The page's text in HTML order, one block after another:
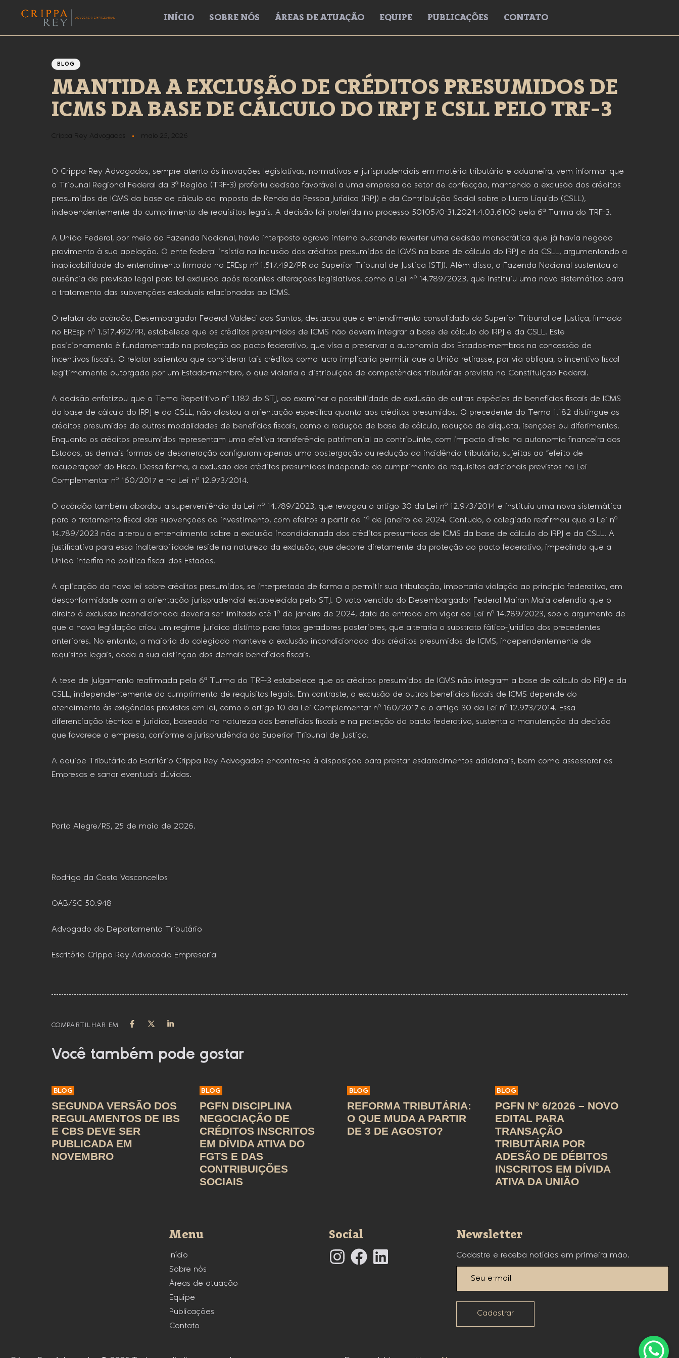
INÍCIO SOBRE NÓS ÁREAS DE ATUAÇÃO EQUIPE PUBLICAÇÕES CONTATO
BLOG
MANTIDA A EXCLUSÃO DE CRÉDITOS PRESUMIDOS DE
ICMS DA BASE DE CÁLCULO DO IRPJ E CSLL PELO TRF-3
Crippa Rey Advogados maio 25, 2026
O Crippa Rey Advogados, sempre atento às inovações legislativas, normativas e jurisprudenciais em matéria tributária e aduaneira, vem informar que
o Tribunal Regional Federal da 3ª Região (TRF-3) proferiu decisão favorável a uma empresa do setor de confecção, mantendo a exclusão dos créditos
presumidos de ICMS da base de cálculo do Imposto de Renda da Pessoa Jurídica (IRPJ) e da Contribuição Social sobre o Lucro Líquido (CSLL),
independentemente do cumprimento de requisitos legais. A decisão foi proferida no processo 5010570-31.2024.4.03.6100 pela 6ª Turma do TRF-3.
A União Federal, por meio da Fazenda Nacional, havia interposto agravo interno buscando reverter uma decisão monocrática que já havia negado
provimento à sua apelação. O ente federal insistia na inclusão dos créditos presumidos de ICMS na base de cálculo do IRPJ e da CSLL, argumentando a
inaplicabilidade do entendimento firmado no EREsp nº 1.517.492/PR do Superior Tribunal de Justiça (STJ). Além disso, a Fazenda Nacional sustentou a
ausência de previsão legal para tal exclusão após recentes alterações legislativas, como a Lei nº 14.789/2023, que instituiu uma nova sistemática para
o tratamento das subvenções estaduais relacionadas ao ICMS.
O relator do acórdão, Desembargador Federal Valdeci dos Santos, destacou que o entendimento consolidado do Superior Tribunal de Justiça, firmado
no EREsp nº 1.517.492/PR, estabelece que os créditos presumidos de ICMS não devem integrar a base de cálculo do IRPJ e da CSLL. Este
posicionamento é fundamentado na proteção ao pacto federativo, que visa a preservar a autonomia dos Estados-membros na concessão de
incentivos fiscais. O relator salientou que considerar tais créditos como lucro implicaria permitir que a União retirasse, por via oblíqua, o incentivo fiscal
legitimamente outorgado por um Estado-membro, o que violaria a distribuição de competências tributárias prevista na Constituição Federal.
A decisão enfatizou que o Tema Repetitivo nº 1.182 do STJ, ao examinar a possibilidade de exclusão de outras espécies de benefícios fiscais de ICMS
da base de cálculo do IRPJ e da CSLL, não afastou a orientação específica quanto aos créditos presumidos. O precedente do Tema 1.182 distingue os
créditos presumidos de outras modalidades de benefícios fiscais, como a redução de base de cálculo, redução de alíquota, isenções ou diferimentos.
Enquanto os créditos presumidos representam uma efetiva transferência patrimonial ao contribuinte, com impacto direto na autonomia financeira dos
Estados, as demais formas de desoneração configuram apenas uma postergação ou redução da incidência tributária, sujeitas ao “efeito de
recuperação” do Fisco. Dessa forma, a exclusão dos créditos presumidos independe do cumprimento de requisitos adicionais previstos na Lei
Complementar nº 160/2017 e na Lei nº 12.973/2014.
O acórdão também abordou a superveniência da Lei nº 14.789/2023, que revogou o artigo 30 da Lei nº 12.973/2014 e instituiu uma nova sistemática
para o tratamento fiscal das subvenções de investimento, com efeitos a partir de 1º de janeiro de 2024. Contudo, o colegiado reafirmou que a Lei nº
14.789/2023 não alterou o entendimento sobre a exclusão incondicionada dos créditos presumidos de ICMS da base de cálculo do IRPJ e da CSLL. A
justificativa para essa inalterabilidade reside na natureza da exclusão, que decorre diretamente da proteção ao pacto federativo, impedindo que a
União interfira na política fiscal dos Estados.
A aplicação da nova lei sobre créditos presumidos, se interpretada de forma a permitir sua tributação, importaria violação ao princípio federativo, em
desconformidade com a orientação jurisprudencial estabelecida pelo STJ. O voto vencido do Desembargador Federal Mairan Maia defendia que o
direito à exclusão incondicionada deveria ser limitado até 1º de janeiro de 2024, data de entrada em vigor da Lei nº 14.789/2023, sob o argumento de
que a nova legislação criou um regime jurídico distinto para fatos geradores posteriores, que alteraria o substrato fático-jurídico dos precedentes
anteriores. No entanto, a maioria do colegiado manteve a exclusão incondicionada dos créditos presumidos de ICMS, independentemente de
requisitos legais, dada a sua distinção dos demais benefícios fiscais.
A tese de julgamento reafirmada pela 6ª Turma do TRF-3 estabelece que os créditos presumidos de ICMS não integram a base de cálculo do IRPJ e da
CSLL, independentemente do cumprimento de requisitos legais. Em contraste, a exclusão de outros benefícios fiscais de ICMS depende do
atendimento às exigências previstas em lei, como o artigo 10 da Lei Complementar nº 160/2017 e o artigo 30 da Lei nº 12.973/2014. Essa
diferenciação técnica e jurídica, baseada na natureza dos benefícios fiscais e na proteção do pacto federativo, sustenta a manutenção da decisão
que favorece a empresa, conforme a jurisprudência do Superior Tribunal de Justiça.
A equipe Tributária do Escritório Crippa Rey Advogados encontra-se à disposição para prestar esclarecimentos adicionais, bem como assessorar as
Empresas e sanar eventuais dúvidas.
Porto Alegre/RS, 25 de maio de 2026.
Rodrigo da Costa Vasconcellos
OAB/SC 50.948
Advogado do Departamento Tributário
Escritório Crippa Rey Advocacia Empresarial
COMPARTILHAR EM
Você também pode gostar
BLOG
SEGUNDA VERSÃO DOS
REGULAMENTOS DE IBS
E CBS DEVE SER
PUBLICADA EM
NOVEMBRO
BLOG
PGFN DISCIPLINA
NEGOCIAÇÃO DE
CRÉDITOS INSCRITOS
EM DÍVIDA ATIVA DO
FGTS E DAS
CONTRIBUIÇÕES
SOCIAIS
BLOG
REFORMA TRIBUTÁRIA:
O QUE MUDA A PARTIR
DE 3 DE AGOSTO?
BLOG
PGFN Nº 6/2026 – NOVO
EDITAL PARA
TRANSAÇÃO
TRIBUTÁRIA POR
ADESÃO DE DÉBITOS
INSCRITOS EM DÍVIDA
ATIVA DA UNIÃO
Menu
Início
Sobre nós
Áreas de atuação
Equipe
Publicações
Contato
Social Newsletter
Cadastre e receba notícias em primeira mão.
Cadastrar